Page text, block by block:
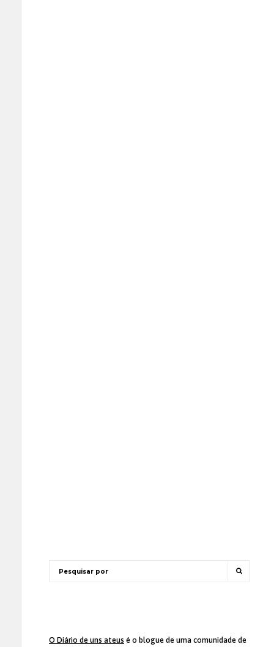
O Diário de uns ateus é o blogue de uma comunidade de